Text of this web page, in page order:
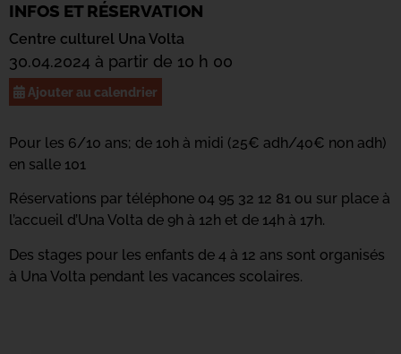
INFOS ET RÉSERVATION
Centre culturel Una Volta
30.04.2024 à partir de 10 h 00
Ajouter au calendrier
Pour les 6/10 ans; de 10h à midi (25€ adh/40€ non adh)
en salle 101
Réservations par téléphone 04 95 32 12 81 ou sur place à
l’accueil d’Una Volta de 9h à 12h et de 14h à 17h.
Des stages pour les enfants de 4 à 12 ans sont organisés
à Una Volta pendant les vacances scolaires.